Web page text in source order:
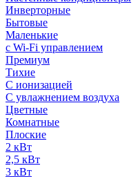
Инверторные
Бытовые
Маленькие
с Wi-Fi управлением
Премиум
Тихие
С ионизацией
С увлажнением воздуха
Цветные
Комнатные
Плоские
2 кВт
2,5 кВт
3 кВт